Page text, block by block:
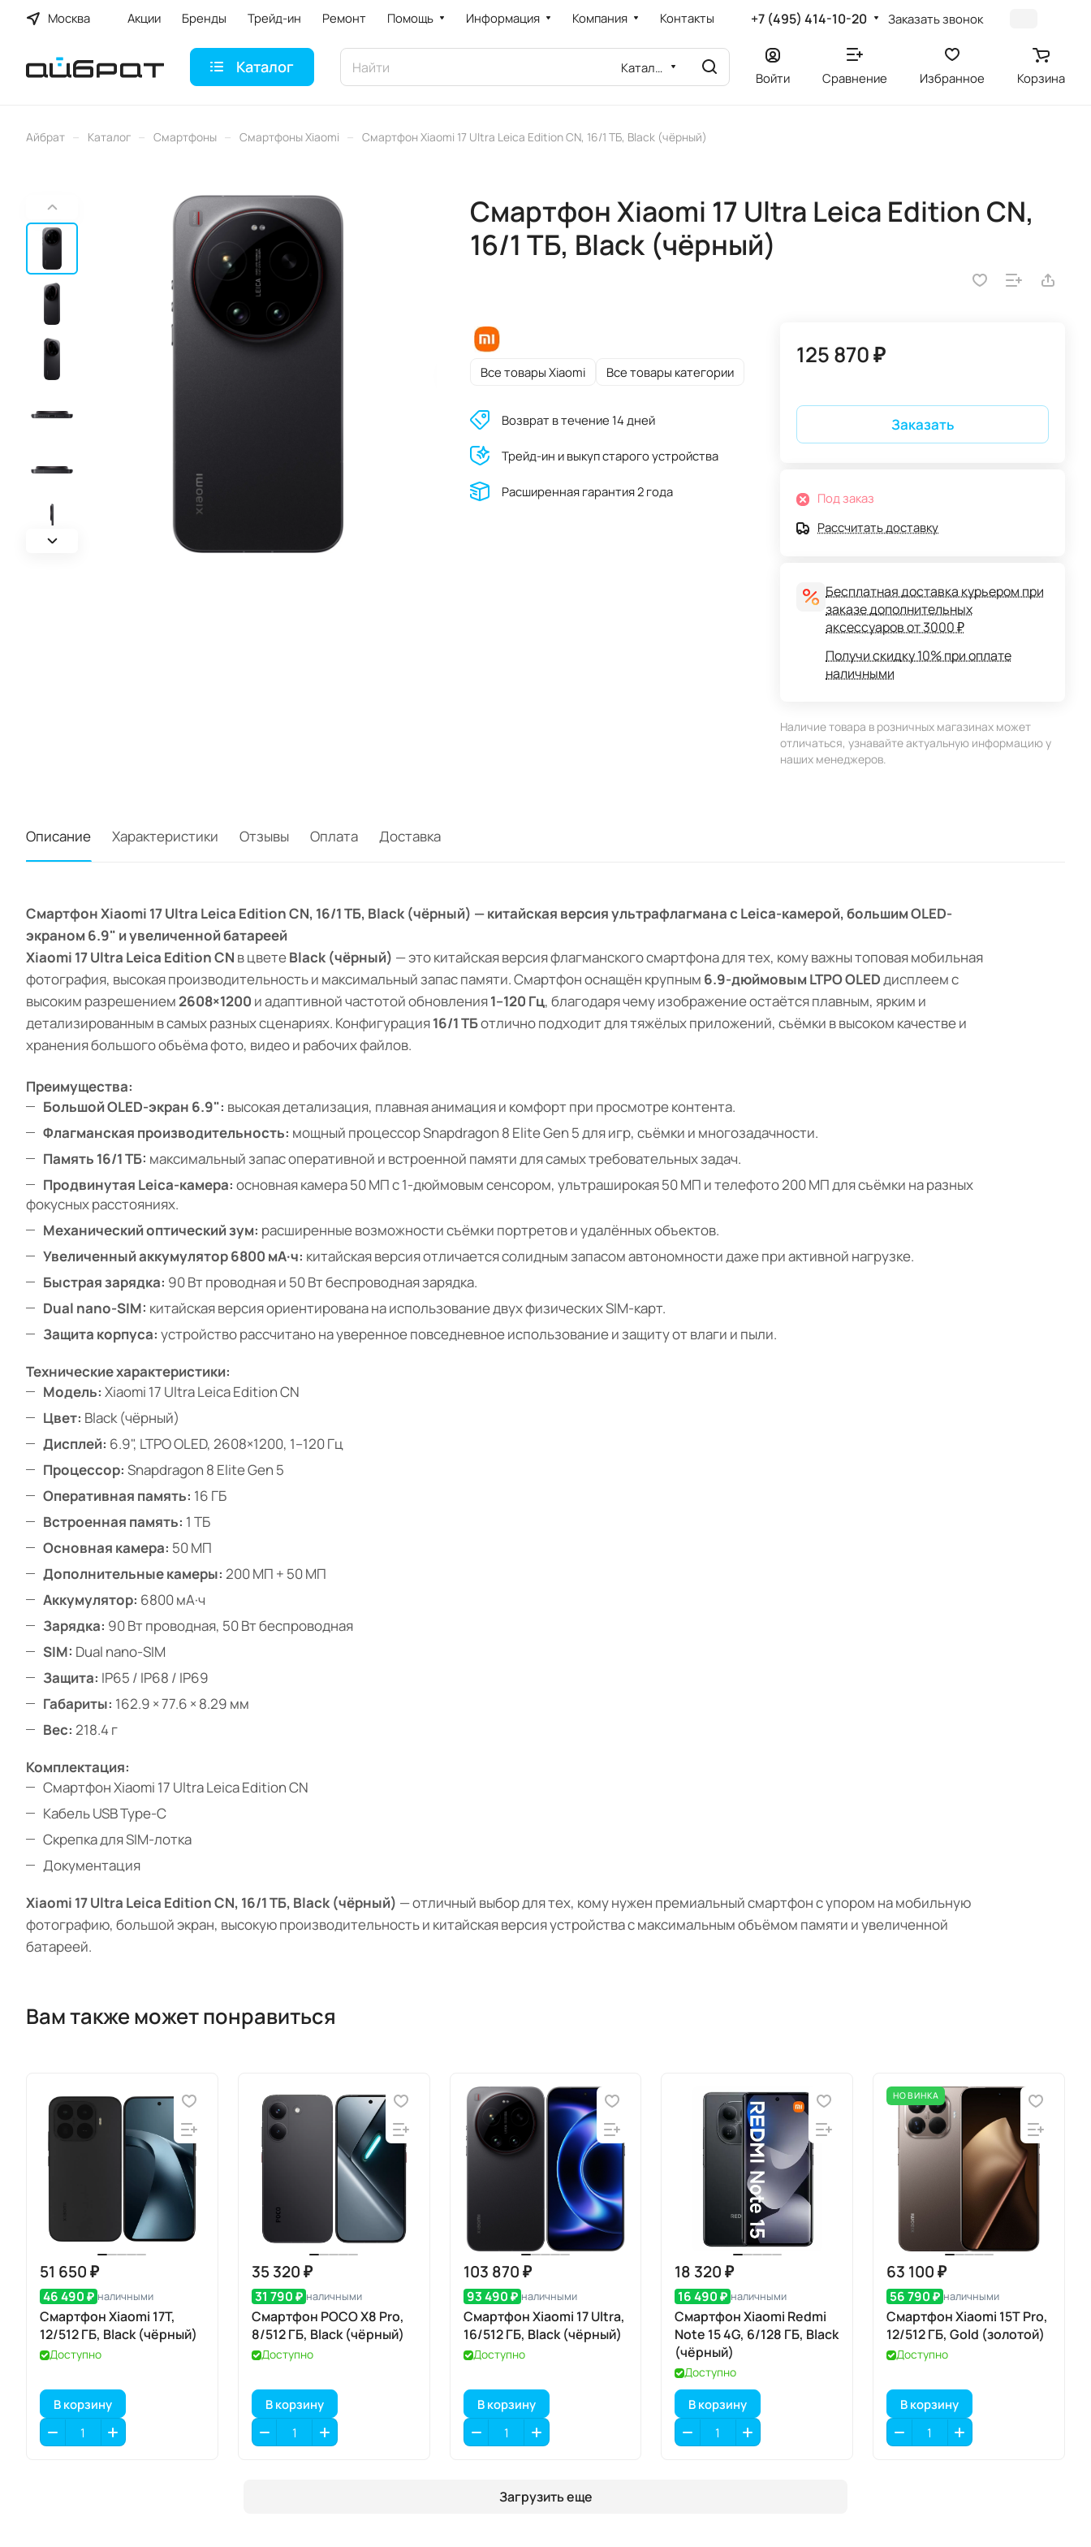
Москва Акции Бренды Трейд-ин Ремонт Помощь Информация Компания Контакты +7 (495) 414-10-20 Заказать звонок
Каталог Каталог
Войти Сравнение Избранное Корзина
Айбрат – Каталог – Смартфоны – Смартфоны Xiaomi – Смартфон Xiaomi 17 Ultra Leica Edition CN, 16/1 ТБ, Black (чёрный)
Смартфон Xiaomi 17 Ultra Leica Edition CN,
16/1 ТБ, Black (чёрный)
Все товары Xiaomi Все товары категории
Возврат в течение 14 дней
Трейд-ин и выкуп старого устройства
Расширенная гарантия 2 года
125 870 ₽
Заказать
Под заказ
Рассчитать доставку
Бесплатная доставка курьером при
заказе дополнительных
аксессуаров от 3000 ₽
Получи скидку 10% при оплате
наличными
Наличие товара в розничных магазинах может
отличаться, узнавайте актуальную информацию у
наших менеджеров.
Описание Характеристики Отзывы Оплата Доставка
Смартфон Xiaomi 17 Ultra Leica Edition CN, 16/1 ТБ, Black (чёрный) — китайская версия ультрафлагмана с Leica-камерой, большим OLED-
экраном 6.9" и увеличенной батареей
Xiaomi 17 Ultra Leica Edition CN в цветеBlack (чёрный) — это китайская версия флагманского смартфона для тех, кому важны топовая мобильная
фотография, высокая производительность и максимальный запас памяти. Смартфон оснащён крупным 6.9-дюймовым LTPO OLEDдисплеем с
высоким разрешением2608×1200 и адаптивной частотой обновления1–120 Гц, благодаря чему изображение остаётся плавным, ярким и
детализированным в самых разных сценариях. Конфигурация16/1 ТБотлично подходит для тяжёлых приложений, съёмки в высоком качестве и
хранения большого объёма фото, видео и рабочих файлов.
Преимущества:
Большой OLED-экран 6.9": высокая детализация, плавная анимация и комфорт при просмотре контента.
Флагманская производительность: мощный процессор Snapdragon 8 Elite Gen 5 для игр, съёмки и многозадачности.
Память 16/1 ТБ: максимальный запас оперативной и встроенной памяти для самых требовательных задач.
Продвинутая Leica-камера: основная камера 50 МП с 1-дюймовым сенсором, ультраширокая 50 МП и телефото 200 МП для съёмки на разных
фокусных расстояниях.
Механический оптический зум: расширенные возможности съёмки портретов и удалённых объектов.
Увеличенный аккумулятор 6800 мА·ч: китайская версия отличается солидным запасом автономности даже при активной нагрузке.
Быстрая зарядка: 90 Вт проводная и 50 Вт беспроводная зарядка.
Dual nano-SIM: китайская версия ориентирована на использование двух физических SIM-карт.
Защита корпуса: устройство рассчитано на уверенное повседневное использование и защиту от влаги и пыли.
Технические характеристики:
Модель: Xiaomi 17 Ultra Leica Edition CN
Цвет: Black (чёрный)
Дисплей: 6.9", LTPO OLED, 2608×1200, 1–120 Гц
Процессор: Snapdragon 8 Elite Gen 5
Оперативная память: 16 ГБ
Встроенная память: 1 ТБ
Основная камера: 50 МП
Дополнительные камеры: 200 МП + 50 МП
Аккумулятор: 6800 мА·ч
Зарядка: 90 Вт проводная, 50 Вт беспроводная
SIM: Dual nano-SIM
Защита: IP65 / IP68 / IP69
Габариты: 162.9 × 77.6 × 8.29 мм
Вес: 218.4 г
Комплектация:
Смартфон Xiaomi 17 Ultra Leica Edition CN
Кабель USB Type-C
Скрепка для SIM-лотка
Документация
Xiaomi 17 Ultra Leica Edition CN, 16/1 ТБ, Black (чёрный) — отличный выбор для тех, кому нужен премиальный смартфон с упором на мобильную
фотографию, большой экран, высокую производительность и китайская версия устройства с максимальным объёмом памяти и увеличенной
батареей.
Вам также может понравиться
51 650 ₽
46 490 ₽ наличными
Смартфон Xiaomi 17T,
12/512 ГБ, Black (чёрный)
Доступно
В корзину
35 320 ₽
31 790 ₽ наличными
Смартфон POCO X8 Pro,
8/512 ГБ, Black (чёрный)
Доступно
В корзину
103 870 ₽
93 490 ₽ наличными
Смартфон Xiaomi 17 Ultra,
16/512 ГБ, Black (чёрный)
Доступно
В корзину
18 320 ₽
16 490 ₽ наличными
Смартфон Xiaomi Redmi
Note 15 4G, 6/128 ГБ, Black
(чёрный)
Доступно
В корзину
НОВИНКА
63 100 ₽
56 790 ₽ наличными
Смартфон Xiaomi 15T Pro,
12/512 ГБ, Gold (золотой)
Доступно
В корзину
Загрузить еще